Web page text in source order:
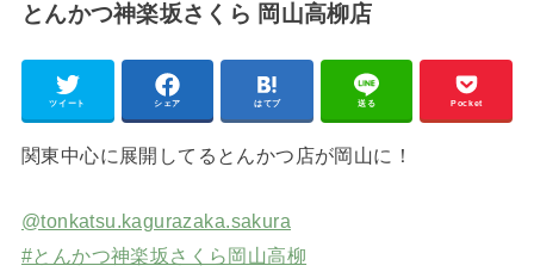
とんかつ神楽坂さくら 岡山高柳店
ツイート シェア はてブ 送る Pocket
関東中心に展開してるとんかつ店が岡山に！
@tonkatsu.kagurazaka.sakura
#とんかつ神楽坂さくら岡山高柳